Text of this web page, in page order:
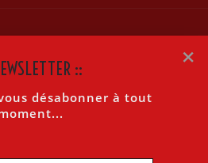
SOCIALE INTERSYNDICALE
Accueil»Alerte sociale intersyndicale
×
::
désabonner à tout